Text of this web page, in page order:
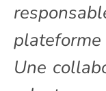
Une